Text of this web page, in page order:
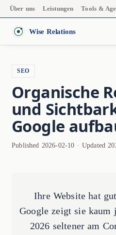
Über uns Leistungen Tools &
Wise Relations
SEO
Organische
und
Google
Published 2026-02-10 · Updated
Ihre Website hat
Google zeigt sie kaum
2026 seltener am